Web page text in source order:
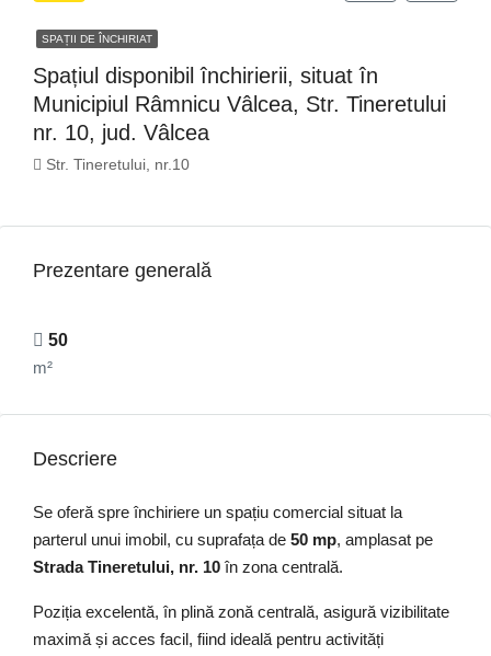
SPAȚII DE ÎNCHIRIAT
Spațiul disponibil închirierii, situat în
Municipiul Râmnicu Vâlcea, Str. Tineretului
nr. 10, jud. Vâlcea
Str. Tineretului, nr.10
Prezentare generală
50
m²
Descriere
Se oferă spre închiriere un spațiu comercial situat la
parterul unui imobil, cu suprafața de 50 mp, amplasat pe
Strada Tineretului, nr. 10 în zona centrală.
Poziția excelentă, în plină zonă centrală, asigură vizibilitate
maximă și acces facil, fiind ideală pentru activități